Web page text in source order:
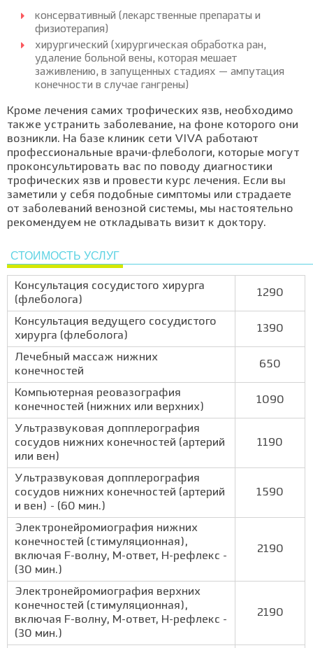
консервативный (лекарственные препараты и
физиотерапия)
хирургический (хирургическая обработка ран,
удаление больной вены, которая мешает
заживлению, в запущенных стадиях — ампутация
конечности в случае гангрены)
Кроме лечения самих трофических язв, необходимо
также устранить заболевание, на фоне которого они
возникли. На базе клиник сети VIVA работают
профессиональные врачи-флебологи, которые могут
проконсультировать вас по поводу диагностики
трофических язв и провести курс лечения. Если вы
заметили у себя подобные симптомы или страдаете
от заболеваний венозной системы, мы настоятельно
рекомендуем не откладывать визит к доктору.
СТОИМОСТЬ УСЛУГ
Консультация сосудистого хирурга
(флеболога)
1290
Консультация ведущего сосудистого
хирурга (флеболога)
1390
Лечебный массаж нижних
конечностей
650
Компьютерная реовазография
конечностей (нижних или верхних)
1090
Ультразвуковая допплерография
сосудов нижних конечностей (артерий
или вен)
1190
Ультразвуковая допплерография
сосудов нижних конечностей (артерий
и вен) - (60 мин.)
1590
Электронейромиография нижних
конечностей (стимуляционная),
включая F-волну, М-ответ, Н-рефлекс -
(30 мин.)
2190
Электронейромиография верхних
конечностей (стимуляционная),
включая F-волну, М-ответ, Н-рефлекс -
(30 мин.)
2190